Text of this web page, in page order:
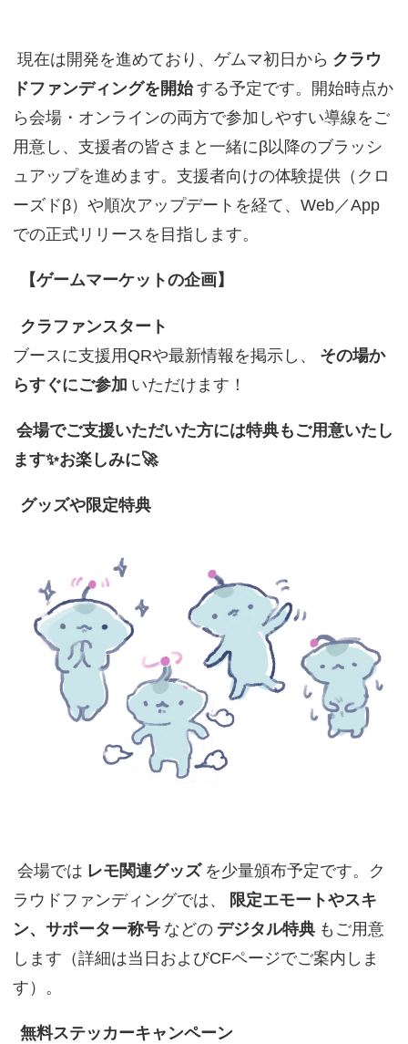
現在は開発を進めており、ゲムマ初日から クラウ
ドファンディングを開始 する予定です。開始時点か
ら会場・オンラインの両方で参加しやすい導線をご
用意し、支援者の皆さまと一緒にβ以降のブラッシ
ュアップを進めます。支援者向けの体験提供（クロ
ーズドβ）や順次アップデートを経て、Web／App
での正式リリースを目指します。
【ゲームマーケットの企画】
クラファンスタート
ブースに支援用QRや最新情報を掲示し、
その場か
らすぐにご参加 いただけます！
会場でご支援いただいた方には特典もご用意いたし
ます✨お楽しみに🚀
グッズや限定特典
会場では レモ関連グッズ を少量頒布予定です。ク
ラウドファンディングでは、
限定エモートやスキ
ン、サポーター称号 などの デジタル特典 もご用意
します（詳細は当日およびCFページでご案内しま
す）。
無料ステッカーキャンペーン